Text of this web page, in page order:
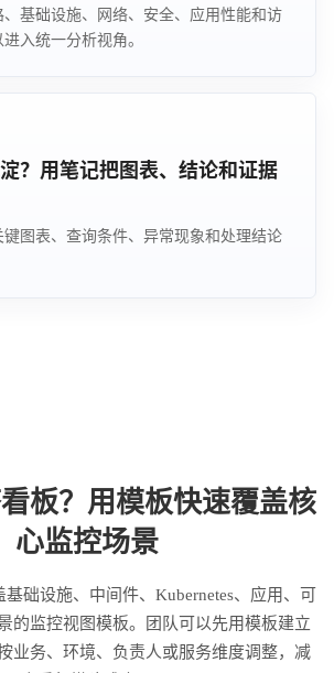
基础设施、网络、安全、应用性能和访
入统一分析视角。
？用笔记把图表、结论和证据
图表、查询条件、异常现象和处理结论
板？用模板快速覆盖核
心监控场景
基础设施、中间件、Kubernetes、应用、可
的监控视图模板。团队可以先用模板建立
业务、环境、负责人或服务维度调整，减